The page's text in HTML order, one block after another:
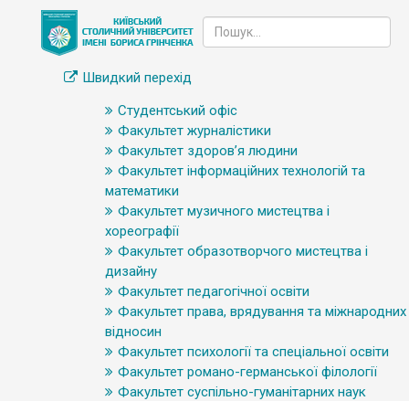
Швидкий перехід
Студентський офіс
Факультет журналістики
Факультет здоров’я людини
Факультет інформаційних технологій та
математики
Факультет музичного мистецтва і
хореографії
Факультет образотворчого мистецтва і
дизайну
Факультет педагогічної освіти
Факультет права, врядування та міжнародних
відносин
Факультет психології та спеціальної освіти
Факультет романо-германської філології
Факультет суспільно-гуманітарних наук